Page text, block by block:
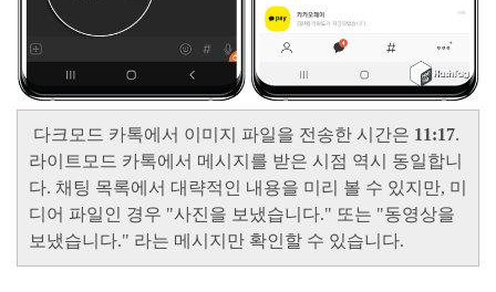
다크모드 카톡에서 이미지 파일을 전송한 시간은 11:17.
라이트모드 카톡에서 메시지를 받은 시점 역시 동일합니
다. 채팅 목록에서 대략적인 내용을 미리 볼 수 있지만, 미
디어 파일인 경우 "사진을 보냈습니다." 또는 "동영상을
보냈습니다." 라는 메시지만 확인할 수 있습니다.